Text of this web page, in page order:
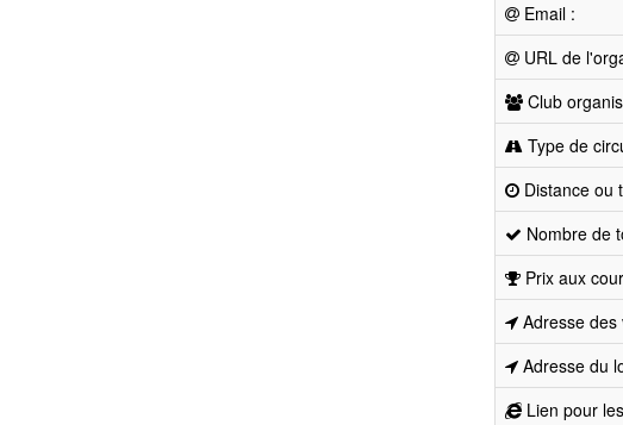
Email :
URL de
Club
Type de
Distance ou
Nombre de
Prix aux
Adresse des
Adresse du
Lien pour